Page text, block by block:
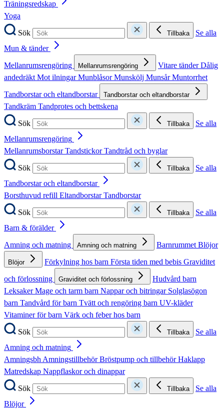
Träningsredskap
Yoga
Sök
Tillbaka
Se alla
Mun & tänder
Mellanrumsrengöring
Mellanrumsrengöring Vitare tänderDålig
andedräktMot ilningarMunblåsorMunskölj MunsårMuntorrhet
Tandborstar och eltandborstar
Tandborstar och eltandborstar
Tandkräm Tandprotes och bettskena
Sök
Tillbaka
Se alla
Mellanrumsrengöring
MellanrumsborstarTandstickorTandtråd och byglar
Sök
Tillbaka
Se alla
Tandborstar och eltandborstar
Borsthuvud refill EltandborstarTandborstar
Sök
Tillbaka
Se alla
Barn & förälder
Amning och matning
Amning och matning BarnrummetBlöjor
Blöjor Förkylning hos barn Första tiden med bebis Graviditet
och förlossning
Graviditet och förlossning
Hudvård barn
LeksakerMage och tarm barn Nappar och bitringar Solglasögon
barn Tandvård för barn Tvätt och rengöring barn UV-kläder
Vitaminer för barn Värk och feber hos barn
Sök
Tillbaka
Se alla
Amning och matning
AmningsbhAmningstillbehörBröstpump och tillbehörHaklapp
Matredskap Nappflaskor och dinappar
Sök
Tillbaka
Se alla
Blöjor